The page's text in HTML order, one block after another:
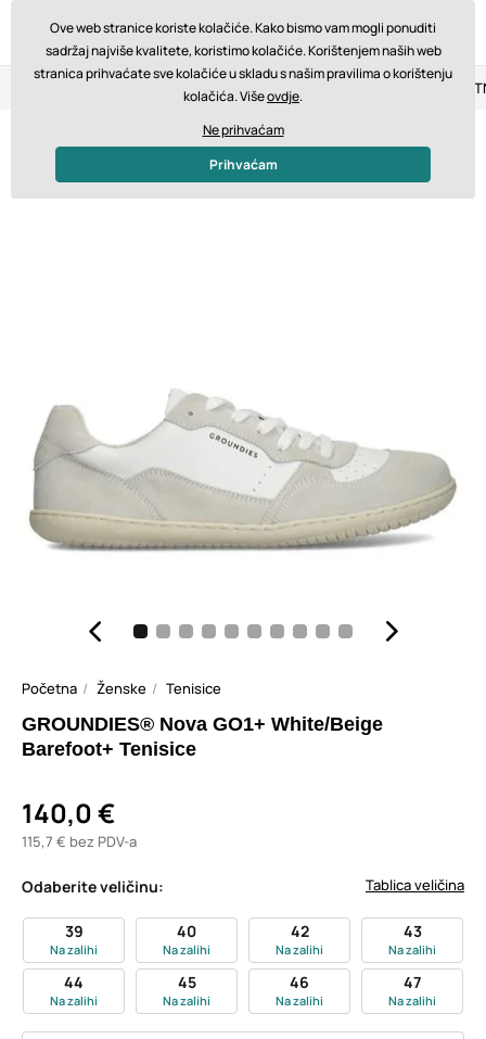
Povrat u roku od 14 dana Brza dostava od 200 €
Početna Ženske Tenisice
GROUNDIES® Nova GO1+ White/Beige
Barefoot+ Tenisice
140,0 €
115,7 € bez PDV-a
Tablica veličina
Odaberite veličinu:
39
Na zalihi
40
Na zalihi
42
Na zalihi
43
Na zalihi
44
Na zalihi
45
Na zalihi
46
Na zalihi
47
Na zalihi
Ove web stranice koriste kolačiće. Kako bismo vam mogli ponuditi
sadržaj najviše kvalitete, koristimo kolačiće. Korištenjem naših web
stranica prihvaćate sve kolačiće u skladu s našim pravilima o korištenju
kolačića. Višeovdje.
Ne prihvaćam
Prihvaćam